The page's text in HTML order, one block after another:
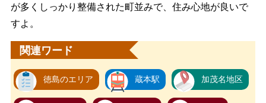
が多くしっかり整備された町並みで、住み心地が良いで
すよ。
関連ワード
徳島のエリア 蔵本駅 加茂名地区